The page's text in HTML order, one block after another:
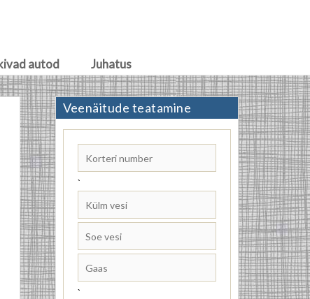
autod Juhatus
Veenäitude teatamine
`
`